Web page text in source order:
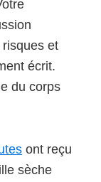
et
écrit.
du corps
ont reçu
sèche